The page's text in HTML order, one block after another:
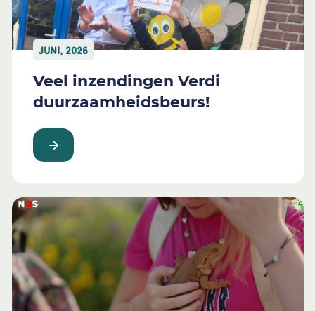
JUNI, 2026
Veel inzendingen Verdi
duurzaamheidsbeurs!